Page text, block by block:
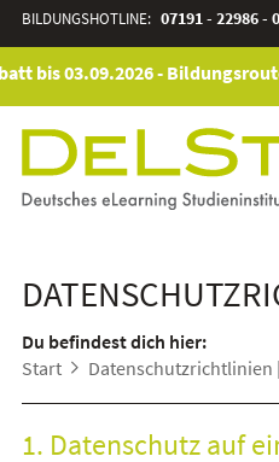
BILDUNGSHOTLINE: 07191 - 22986 - 0
bis 03.09.2026 - Bildungsroute!
Du befindest dich hier:
Start
Datenschutzrichtlinien
1. Datenschutz auf